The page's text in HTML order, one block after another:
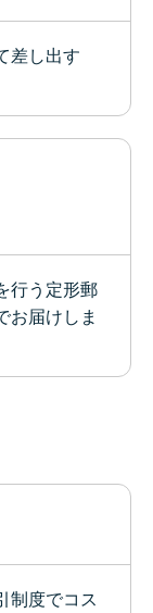
差し出す
行う定形郵
お届けしま
制度でコス